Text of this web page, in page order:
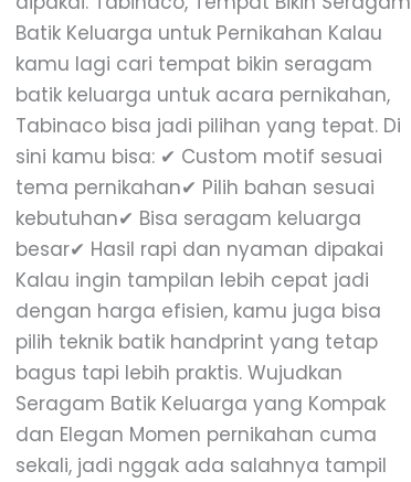
Batik Keluarga untuk Pernikahan Kalau
kamu lagi cari tempat bikin seragam
batik keluarga untuk acara pernikahan,
Tabinaco bisa jadi pilihan yang tepat. Di
sini kamu bisa: ✔ Custom motif sesuai
tema pernikahan✔ Pilih bahan sesuai
kebutuhan✔ Bisa seragam keluarga
besar✔ Hasil rapi dan nyaman dipakai
Kalau ingin tampilan lebih cepat jadi
dengan harga efisien, kamu juga bisa
pilih teknik batik handprint yang tetap
bagus tapi lebih praktis. Wujudkan
Seragam Batik Keluarga yang Kompak
dan Elegan Momen pernikahan cuma
sekali, jadi nggak ada salahnya tampil